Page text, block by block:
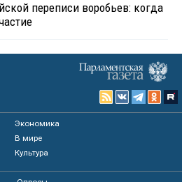
переписи воробьев: когда
Экономика
В мире
Культура